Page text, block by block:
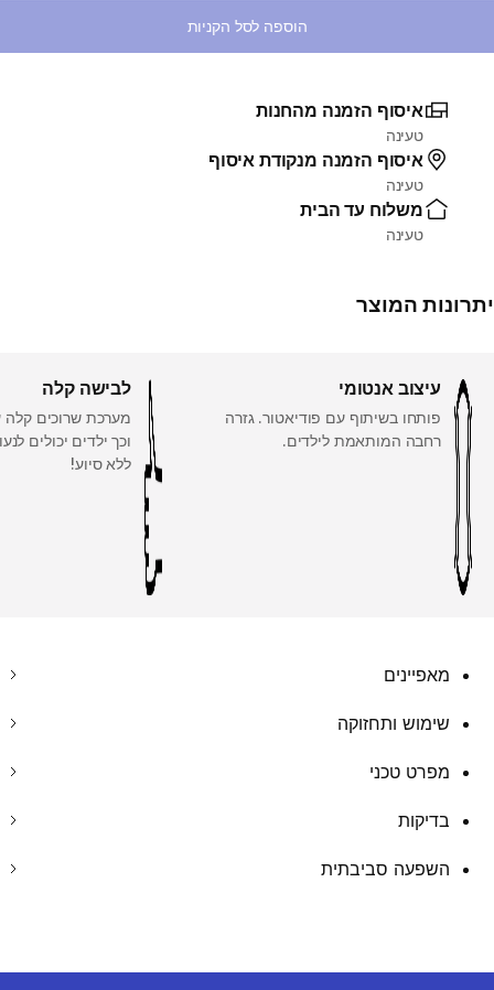
הוספה לסל הקניות
איסוף הזמנה מהחנות
טעינה
איסוף הזמנה מנקודת איסוף
טעינה
משלוח עד הבית
טעינה
יתרונות המוצר
עיצוב אנטומי
פותחו בשיתוף עם פודיאטור. גזרה
רחבה המותאמת לילדים.
לבישה קלה
מערכת שרוכים קלה
וכך ילדים יכולים
ללא סיוע!
מאפיינים
שימוש ותחזוקה
מפרט טכני
בדיקות
השפעה סביבתית